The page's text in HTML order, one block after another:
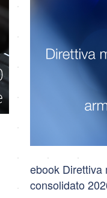
ebook Direttiva
consolidato